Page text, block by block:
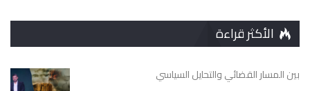
الأكثر قراءة
بين المسار القضائي والتحايل السياسي